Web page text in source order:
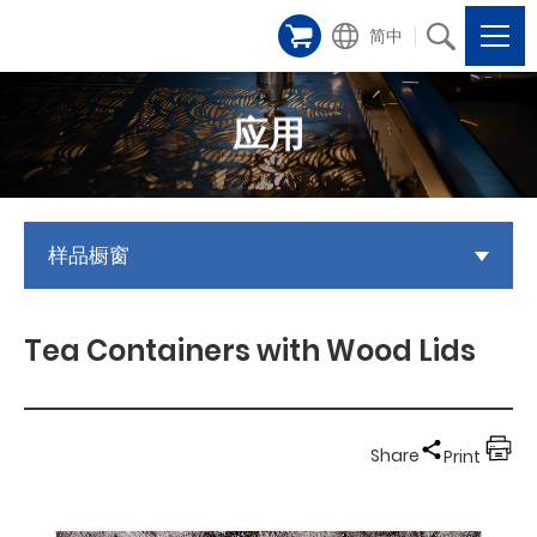
简中
应用
样品橱窗
Tea Containers with Wood Lids
Share Print